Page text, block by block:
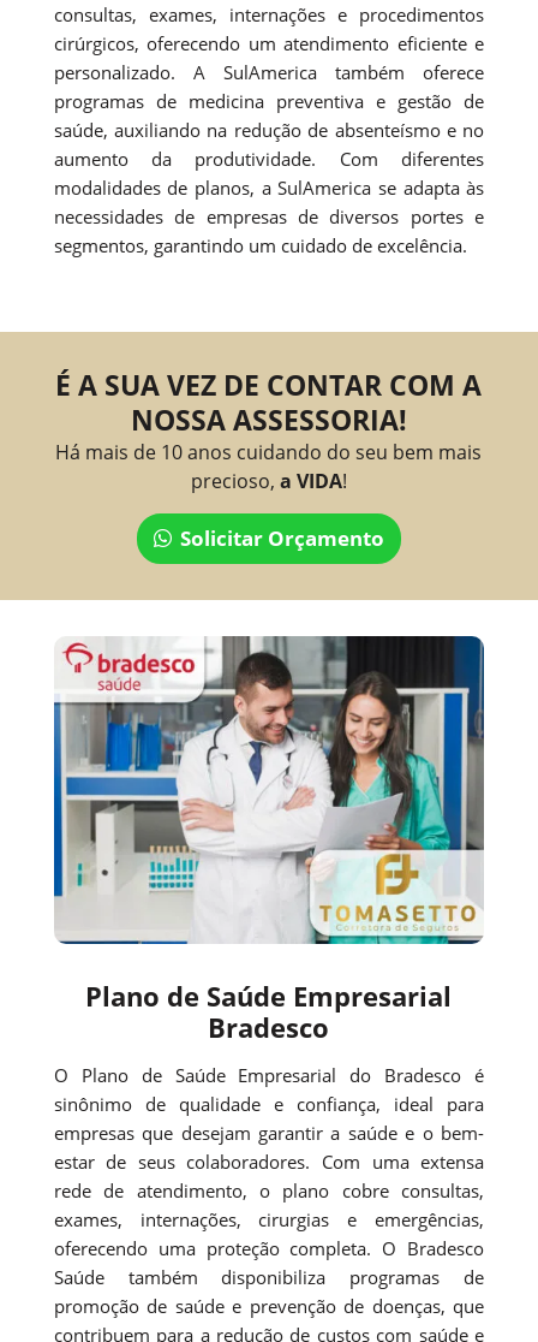
consultas, exames, internações e procedimentos
cirúrgicos, oferecendo um atendimento eficiente e
personalizado. A SulAmerica também oferece
programas de medicina preventiva e gestão de
saúde, auxiliando na redução de absenteísmo e no
aumento da produtividade. Com diferentes
modalidades de planos, a SulAmerica se adapta às
necessidades de empresas de diversos portes e
segmentos, garantindo um cuidado de excelência.
É A SUA VEZ DE CONTAR COM A
NOSSA ASSESSORIA!
Há mais de 10 anos cuidando do seu bem mais
precioso, a VIDA!
Solicitar Orçamento
Plano de Saúde Empresarial
Bradesco
O Plano de Saúde Empresarial do Bradesco é
sinônimo de qualidade e confiança, ideal para
empresas que desejam garantir a saúde e o bem-
estar de seus colaboradores. Com uma extensa
rede de atendimento, o plano cobre consultas,
exames, internações, cirurgias e emergências,
oferecendo uma proteção completa. O Bradesco
Saúde também disponibiliza programas de
promoção de saúde e prevenção de doenças, que
contribuem para a redução de custos com saúde e